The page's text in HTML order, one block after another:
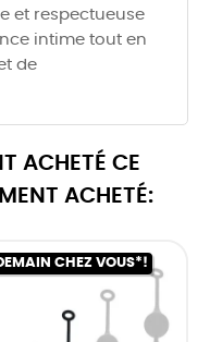
et respectueuse
intime tout en
de
ACHETÉ CE
ACHETÉ:
CHEZ VOUS*!